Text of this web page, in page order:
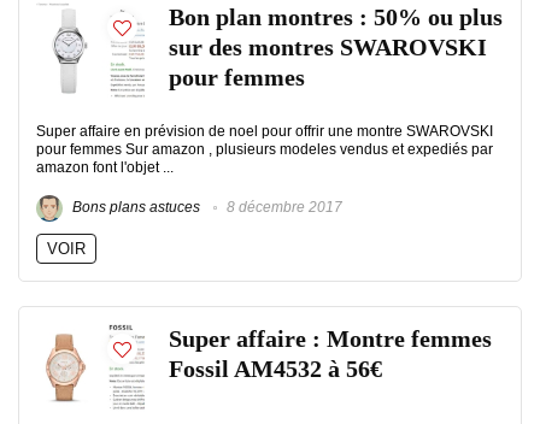
Bon plan montres : 50% ou plus
sur des montres SWAROVSKI
pour femmes
Super affaire en prévision de noel pour offrir une montre SWAROVSKI
pour femmes Sur amazon , plusieurs modeles vendus et expediés par
amazon font l'objet ...
Bons plans astuces 8 décembre 2017
VOIR
Super affaire : Montre femmes
Fossil AM4532 à 56€